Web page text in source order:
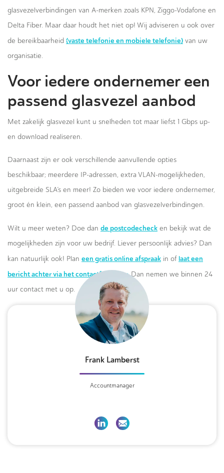
glasvezelverbindingen van A-merken zoals KPN, Ziggo-Vodafone en
Delta Fiber. Maar daar houdt het niet op! Wij adviseren u ook over
de bereikbaarheid (vaste telefonie en mobiele telefonie) van uw
organisatie.
Voor iedere ondernemer een
passend glasvezel aanbod
Met zakelijk glasvezel kunt u snelheden tot maar liefst 1 Gbps up-
en download realiseren.
Daarnaast zijn er ook verschillende aanvullende opties
beschikbaar; meerdere IP-adressen, extra VLAN-mogelijkheden,
uitgebreide SLA’s en meer! Zo bieden we voor iedere ondernemer,
groot én klein, een passend aanbod van glasvezelverbindingen.
Wilt u meer weten? Doe dan de postcodecheck en bekijk wat de
mogelijkheden zijn voor uw bedrijf. Liever persoonlijk advies? Dan
kan natuurlijk ook! Plan een gratis online afspraak in of laat een
bericht achter via het contactformulier.Dan nemen we binnen 24
uur contact met u op.
Frank Lamberst
Accountmanager